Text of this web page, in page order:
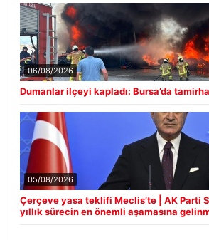
06/08/2026
Dumanlar ilçeyi kapladı: Bursa’da
05/08/2026
Çerçeve yasa teklifi Meclis’te | AK Parti
yıllık sürecin en önemli aşamasına